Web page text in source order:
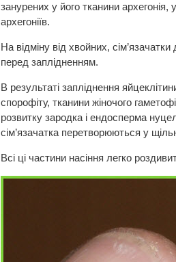
занурених у його тканини
архегоніїв.
На відміну від хвойних,
перед заплідненням.
В результаті запліднення
спорофіту, тканини жіночого
розвитку зародка і ендосперма
сім’язачатка перетворюються у
Всі ці частини насіння легко